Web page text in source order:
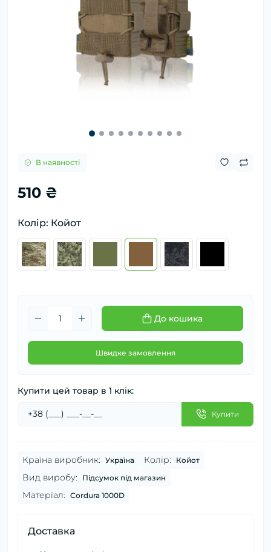
В наявності
510 ₴
Колір: Койот
До кошика
Швидке замовлення
Купити цей товар в 1 клік:
Купити
Країна виробник: Україна Колір: Койот
Вид виробу: Підсумок під магазин
Матеріал: Cordura 1000D
Доставка